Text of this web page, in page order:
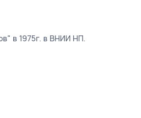
в 1975г. в ВНИИ НП.